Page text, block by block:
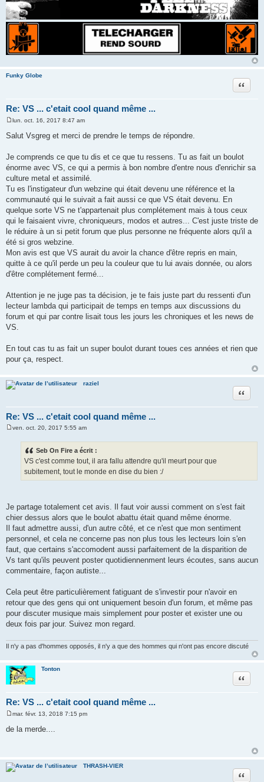
Funky Globe
Re: VS ... c'etait cool quand même ...
Citer
e
s
g
e
lun. oct. 16, 2017 8:47 am
Salut Vsgreg et merci de prendre le temps de répondre.
Je comprends ce que tu dis et ce que tu ressens. Tu as fait un boulot
énorme avec VS, ce qui a permis à bon nombre d'entre nous d'enrichir sa
culture metal et assimilé.
Tu es l'instigateur d'un webzine qui était devenu une référence et la
communauté qui le suivait a fait aussi ce que VS était devenu. En
quelque sorte VS ne t'appartenait plus complétement mais à tous ceux
qui le faisaient vivre, chroniqueurs, modos et autres... C'est juste triste de
le réduire à un si petit forum que plus personne ne fréquente alors qu'il a
été si gros webzine.
Mon avis est que VS aurait du avoir la chance d'être repris en main,
quitte à ce qu'il perde un peu la couleur que tu lui avais donnée, ou alors
d'être complétement fermé...
Attention je ne juge pas ta décision, je te fais juste part du ressenti d'un
lecteur lambda qui participait de temps en temps aux discussions du
forum et qui par contre lisait tous les jours les chroniques et les news de
VS.
En tout cas tu as fait un super boulot durant toues ces années et rien que
pour ça, respect.
raziel
Re: VS ... c'etait cool quand même ...
Citer
ven. oct. 20, 2017 5:55 am
Seb On Fire a écrit :
VS c'est comme tout, il ara fallu attendre qu'il meurt pour que
subitement, tout le monde en dise du bien :/
Je partage totalement cet avis. Il faut voir aussi comment on s'est fait
chier dessus alors que le boulot abattu était quand même énorme.
Il faut admettre aussi, d'un autre côté, et ce n'est que mon sentiment
personnel, et cela ne concerne pas non plus tous les lecteurs loin s'en
faut, que certains s'accomodent aussi parfaitement de la disparition de
Vs tant qu'ils peuvent poster quotidiennenment leurs écoutes, sans aucun
commentaire, façon autiste...
Cela peut être particulièrement fatiguant de s'investir pour n'avoir en
retour que des gens qui ont uniquement besoin d'un forum, et même pas
pour discuter musique mais simplement pour poster et exister une ou
deux fois par jour. Suivez mon regard.
Il n'y a pas d'hommes opposés, il n'y a que des hommes qui n'ont pas encore discuté
Tonton
Re: VS ... c'etait cool quand même ...
Citer
s
e
mar. févr. 13, 2018 7:15 pm
de la merde....
THRASH-VIER
Citer